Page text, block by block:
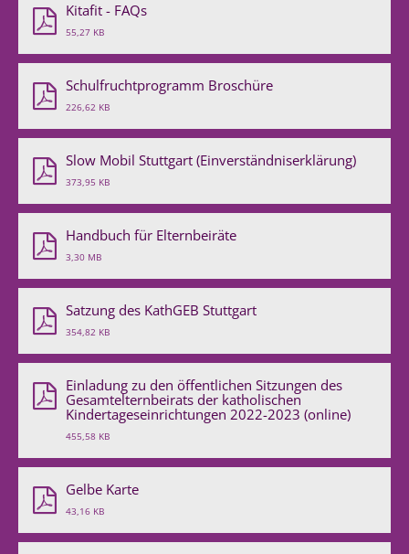
Kitafit - FAQs
55,27 KB
Schulfruchtprogramm Broschüre
226,62 KB
Slow Mobil Stuttgart (Einverständniserklärung)
373,95 KB
Handbuch für Elternbeiräte
3,30 MB
Satzung des KathGEB Stuttgart
354,82 KB
Einladung zu den öffentlichen Sitzungen des
Gesamtelternbeirats der katholischen
Kindertageseinrichtungen 2022-2023 (online)
455,58 KB
Gelbe Karte
43,16 KB